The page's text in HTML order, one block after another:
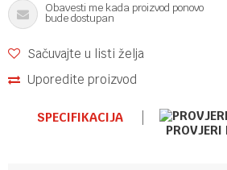
Obavesti me kada proizvod ponovo
bude dostupan
Sačuvajte u listi želja
Uporedite proizvod
SPECIFIKACIJA